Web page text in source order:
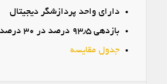
دارای واحد پردازشگر دیجیتال
بازدهی ۹۳٫۵ درصد در ۳۰ درصد از توان خروجی
جدول مقایسه